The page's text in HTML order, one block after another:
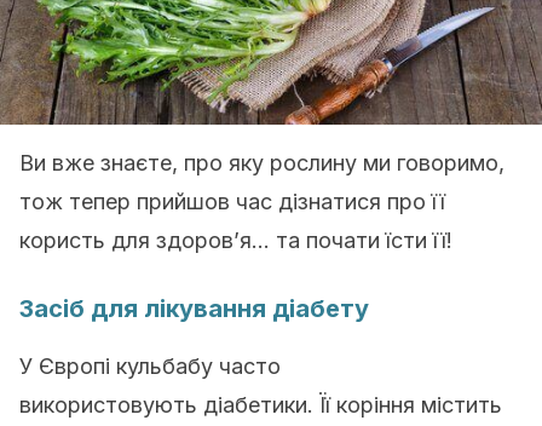
Ви вже знаєте, про яку рослину ми говоримо,
тож тепер прийшов час дізнатися про її
користь для здоров’я… та почати їсти її!
Засіб для лікування діабету
У Європі кульбабу часто
використовують діабетики. Її коріння містить